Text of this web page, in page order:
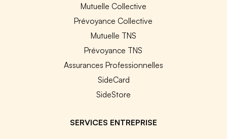
Mutuelle Collective
Prévoyance Collective
Mutuelle TNS
Prévoyance TNS
Assurances Professionnelles
SideCard
SideStore
SERVICES ENTREPRISE